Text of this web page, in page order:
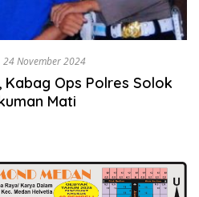
24 November 2024
Ops Polres Solok
Mati